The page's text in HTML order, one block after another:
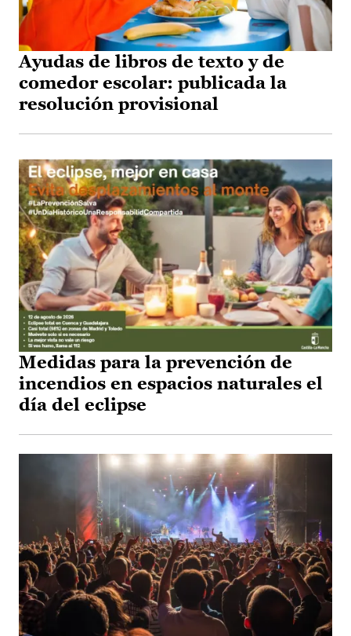
Ayudas de libros de texto y de
comedor escolar: publicada la
resolución provisional
Medidas para la prevención de
incendios en espacios naturales el
día del eclipse